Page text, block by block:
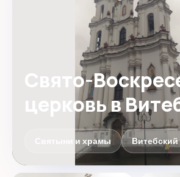
Свято-
церковь в
Святыни и храмы Витебский